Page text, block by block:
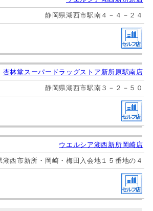
静岡県湖西市駅南４－４－２４
杏林堂スーパードラッグストア新所原駅南店
静岡県湖西市駅南３－２－５０
ウエルシア湖西新所岡崎店
湖西市新所・岡崎・梅田入会地１５番地の４